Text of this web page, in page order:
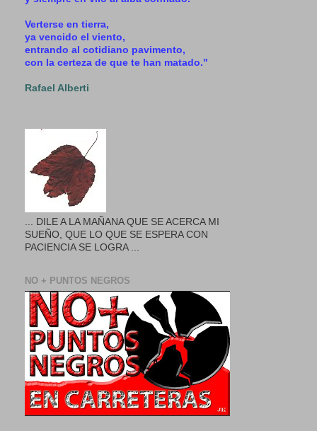
Verterse en tierra,
ya vencido el viento,
entrando al cotidiano pavimento,
con la certeza de que te han matado."
Rafael Alberti
... DILE A LA MAÑANA QUE SE ACERCA MI
SUEÑO, QUE LO QUE SE ESPERA CON
PACIENCIA SE LOGRA ...
NO + PUNTOS NEGROS